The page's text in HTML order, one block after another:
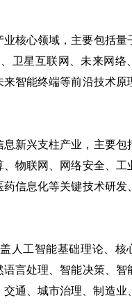
核心领域，主要包括量
卫星互联网、未来网络
智能终端等前沿技术原
新兴支柱产业，主要包
物联网、网络安全、工
信息化等关键技术研发
人工智能基础理论、核
言处理、智能决策、智
通、城市治理、制造业